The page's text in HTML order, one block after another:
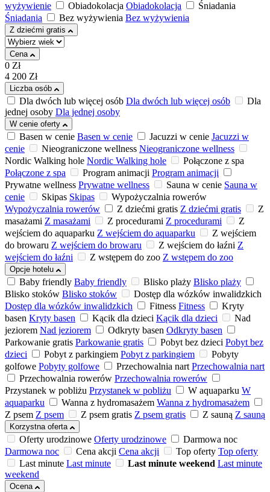
wyżywienie
Obiadokolacja Obiadokolacja
Śniadania
Śniadania
Bez wyżywienia Bez wyżywienia
Z dziećmi gratis
Cena
0 Zł
4 200 Zł
Liczba osób
Dla dwóch lub więcej osób Dla dwóch lub więcej osób
Dla
jednej osoby Dla jednej osoby
W cenie oferty
Basen w cenie Basen w cenie Jacuzzi w cenie Jacuzzi w
cenie
Nieograniczone wellness Nieograniczone wellness
Nordic Walking hole Nordic Walking hole
Połączone z spa
Połączone z spa
Program animacji Program animacji
Prywatne wellness Prywatne wellness Sauna w cenie Sauna w
cenie
Skipas Skipas
Wypożyczalnia rowerów
Wypożyczalnia rowerów
Z dziećmi gratis Z dziećmi gratis
Z
masażami Z masażami Z procedurami Z procedurami
Z
wejściem do aquaparku Z wejściem do aquaparku
Z wejściem
do browaru Z wejściem do browaru Z wejściem do łaźni Z
wejściem do łaźni
Z wstępem do zoo Z wstępem do zoo
Opcje hotelu
Baby friendly Baby friendly Blisko plaży Blisko plaży
Blisko stoków Blisko stoków
Dostęp dla wózków inwalidzkich
Dostęp dla wózków inwalidzkich
Fitness Fitness
Kryty
basen Kryty basen Kącik dla dzieci Kącik dla dzieci
Nad
jeziorem Nad jeziorem Odkryty basen Odkryty basen
Parkowanie gratis Parkowanie gratis Pobyt bez dzieci Pobyt bez
dzieci
Pobyt z parkingiem Pobyt z parkingiem
Pobyty
golfowe Pobyty golfowe Przechowalnia nart Przechowalnia nart
Przechowalnia rowerów Przechowalnia rowerów
Przystanek w pobliżu Przystanek w pobliżu W aquaparku W
aquaparku
Wanna z hydromasażem Wanna z hydromasażem
Z psem Z psem Z psem gratis Z psem gratis Z sauną Z sauną
Korzystna oferta
Oferty urodzinowe Oferty urodzinowe
Darmowa noc
Darmowa noc
Cena akcji Cena akcji Top oferty Top oferty
Last minute Last minute Last minute weekend Last minute
weekend
Ocena